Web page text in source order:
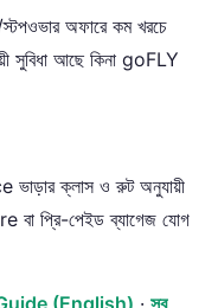
অফারে কম খরচে
সুবিধা আছে কিনা goFLY
ভাড়ার ক্লাস ও রুট অনুযায়ী
বা প্রি-পেইড ব্যাগেজ যোগ
(English) · সব